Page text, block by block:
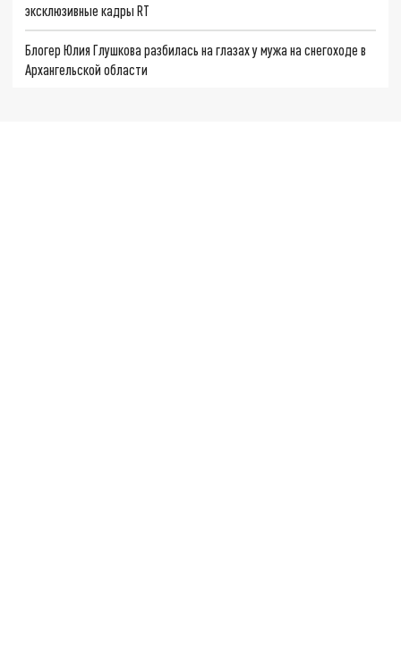
эксклюзивные кадры RT
Блогер Юлия Глушкова разбилась на глазах у мужа на снегоходе в
Архангельской области